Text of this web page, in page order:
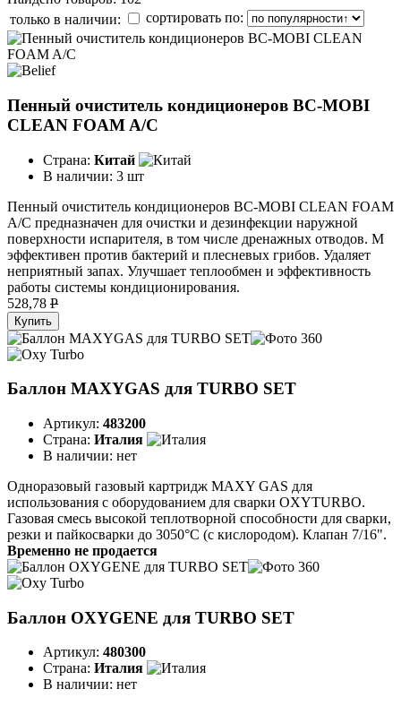
только в наличии:
сортировать по:
Пенный очиститель кондиционеров BC-MOBI
CLEAN FOAM A/C
Страна: Китай
В наличии: 3 шт
Пенный очиститель кондиционеров BC-MOBI CLEAN FOAM
A/C предназначен для очистки и дезинфекции наружной
поверхности испарителя, в том числе дренажных отводов. M
эффективен против бактерий и плесневых грибов. Удаляет
неприятный запах. Улучшает теплообмен и эффективность
работы системы кондиционирования.
528,78 P
Купить
Баллон MAXYGAS для TURBO SET
Артикул: 483200
Страна: Италия
В наличии: нет
Одноразовый газовый картридж MAXY GAS для
использования с оборудованием для сварки OXYTURBO.
Газовая смесь высокой теплотворной способности для сварки,
резки и пайкосварки до 3050°C (с кислородом). Клапан 7/16".
Временно не продается
Баллон OXYGENE для TURBO SET
Артикул: 480300
Страна: Италия
В наличии: нет